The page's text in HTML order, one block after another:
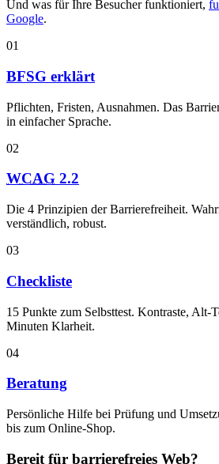
Und was für Ihre Besucher funktioniert,
Google.
01
BFSG erklärt
Pflichten, Fristen, Ausnahmen. Das
in einfacher Sprache.
02
WCAG 2.2
Die 4 Prinzipien der Barrierefreiheit.
verständlich, robust.
03
Checkliste
15 Punkte zum Selbsttest. Kontraste, Alt-
Minuten Klarheit.
04
Beratung
Persönliche Hilfe bei Prüfung und
bis zum Online-Shop.
Bereit für barrierefreies Web?